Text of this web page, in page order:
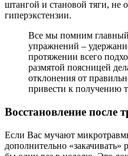
штангой и становой тяги, не
гиперэкстензии.
Все мы помним главный
упражнений –
протяжении всего
размятой поясницей
отклонения от
привести к получению
Восстановление после
Если Вас мучают
дополнительно «закачивать»